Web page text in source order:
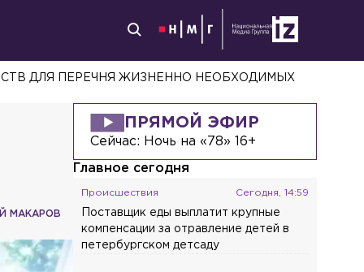
ДЛЯ ПЕРЕЧНЯ ЖИЗНЕННО НЕОБХОДИМЫХ
МАКАРОВ
ПРЯМОЙ ЭФИР
Сейчас: Ночь на «78» 16+
Главное сегодня
Происшествия Сегодня, 14:59
Поставщик еды выплатит крупные
компенсации за отравление детей в
петербургском детсаду